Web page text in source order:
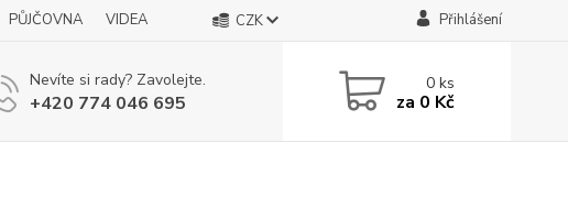
PŮJČOVNA VIDEA CZK Přihlášení
Nevíte si rady? Zavolejte.
+420 774 046 695
0ks
za 0 Kč